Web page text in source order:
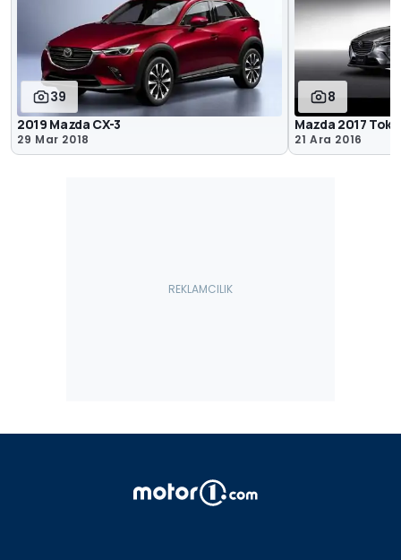
39
2019 Mazda CX-3
29 Mar 2018
8
Mazda 2017
21 Ara 2016